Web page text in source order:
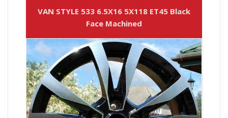
VAN STYLE 533 6.5X16 5X118 ET45 Black
Face Machined